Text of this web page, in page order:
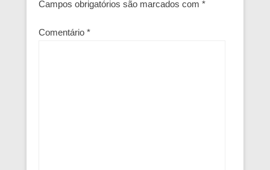
Campos obrigatórios são marcados com *
Comentário *